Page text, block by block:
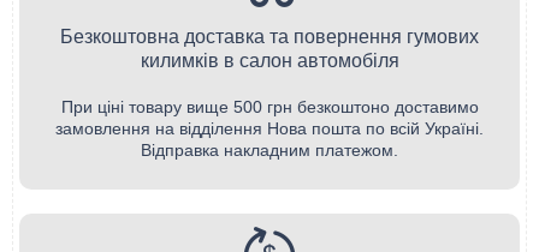
Безкоштовна доставка та повернення гумових
килимків в салон автомобіля
При ціні товару вище 500 грн безкоштоно доставимо
замовлення на відділення Нова пошта по всій Україні.
Відправка накладним платежом.